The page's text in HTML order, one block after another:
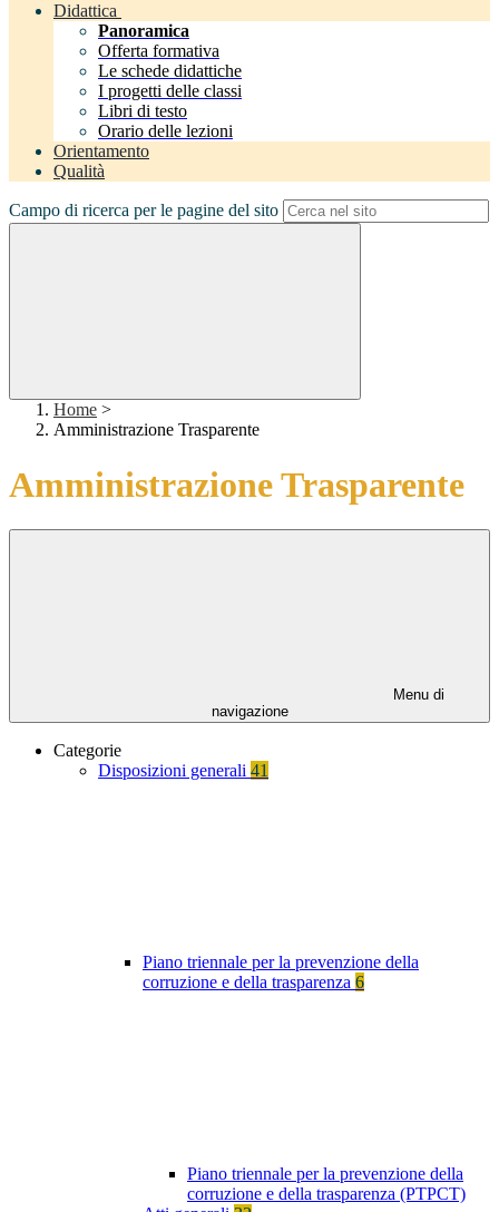
Didattica
Panoramica
Offerta formativa
Le schede didattiche
I progetti delle classi
Libri di testo
Orario delle lezioni
Orientamento
Qualità
Campo di ricerca per le pagine del sito
Home >
Amministrazione Trasparente
Amministrazione Trasparente
Menu di
navigazione
Categorie
Disposizioni generali 41
Piano triennale per la prevenzione della
corruzione e della trasparenza 6
Piano triennale per la prevenzione della
corruzione e della trasparenza (PTPCT)